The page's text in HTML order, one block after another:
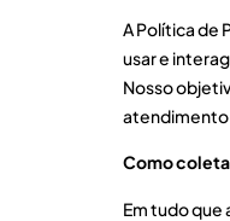
A Política de
usar e
Nosso
atendimento
Como
Em tudo que